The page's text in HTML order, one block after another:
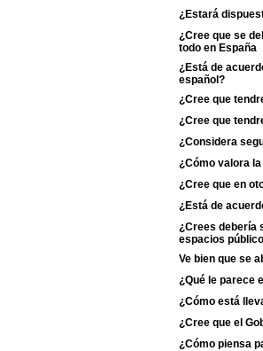
¿Estará
¿Cree que se
todo en España
¿Está de
español?
¿Cree que
¿Cree que
¿Considera
¿Cómo valora
¿Cree que en
¿Está de
¿Crees debería
espacios
Ve bien que se
¿Qué le parece
¿Cómo está
¿Cree que el
¿Cómo piensa